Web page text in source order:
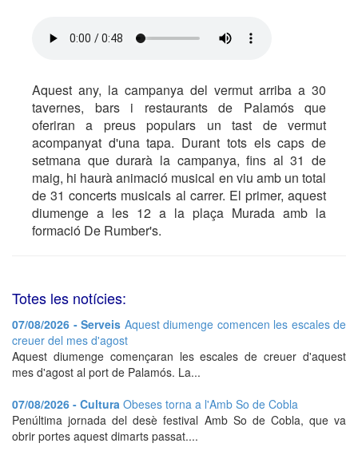
Aquest any, la campanya del vermut arriba a 30
tavernes, bars i restaurants de Palamós que
oferiran a preus populars un tast de vermut
acompanyat d'una tapa. Durant tots els caps de
setmana que durarà la campanya, fins al 31 de
maig, hi haurà animació musical en viu amb un total
de 31 concerts musicals al carrer. El primer, aquest
diumenge a les 12 a la plaça Murada amb la
formació De Rumber's.
Totes les notícies:
07/08/2026 - Serveis Aquest diumenge comencen les escales de
creuer del mes d'agost
Aquest diumenge començaran les escales de creuer d'aquest
mes d'agost al port de Palamós. La...
07/08/2026 - Cultura Obeses torna a l'Amb So de Cobla
Penúltima jornada del desè festival Amb So de Cobla, que va
obrir portes aquest dimarts passat....